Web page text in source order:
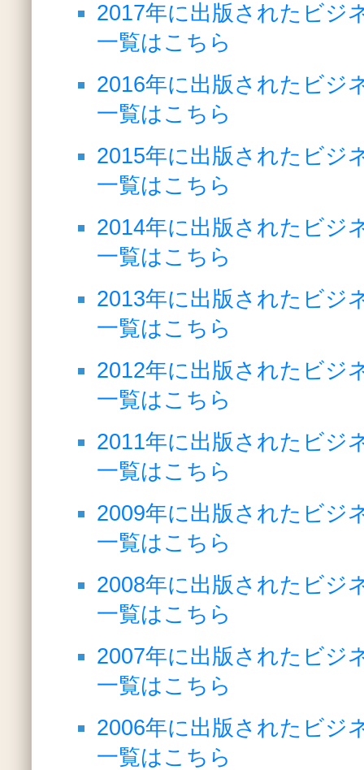
2017年に出版されたビジ
一覧はこちら
2016年に出版されたビジ
一覧はこちら
2015年に出版されたビジ
一覧はこちら
2014年に出版されたビジ
一覧はこちら
2013年に出版されたビジ
一覧はこちら
2012年に出版されたビジ
一覧はこちら
2011年に出版されたビジ
一覧はこちら
2009年に出版されたビジ
一覧はこちら
2008年に出版されたビジ
一覧はこちら
2007年に出版されたビジ
一覧はこちら
2006年に出版されたビジ
一覧はこちら